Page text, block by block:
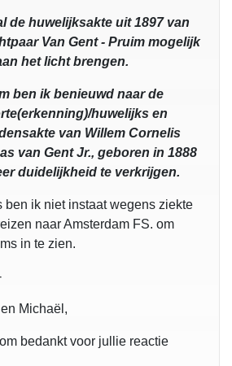
de huwelijksakte uit 1897 van
Van Gent - Pruim mogelijk
het licht brengen.
ben ik benieuwd naar de
huwelijks en
van Willem Cornelis
van Gent Jr., geboren in 1888
duidelijkheid te verkrijgen.
ben ik niet instaat wegens ziekte
naar Amsterdam FS. om
in te zien.
Michaël,
bedankt voor jullie reactie